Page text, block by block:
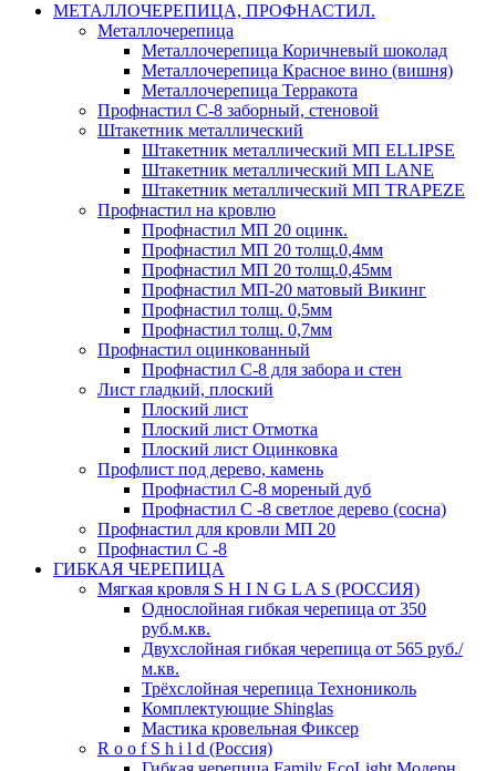
МЕТАЛЛОЧЕРЕПИЦА, ПРОФНАСТИЛ.
Металлочерепица
Металлочерепица Коричневый шоколад
Металлочерепица Красное вино (вишня)
Металлочерепица Терракота
Профнастил С-8 заборный, стеновой
Штакетник металлический
Штакетник металлический МП ELLIPSE
Штакетник металлический МП LАNE
Штакетник металлический МП TRAPEZE
Профнастил на кровлю
Профнастил МП 20 оцинк.
Профнастил МП 20 толщ.0,4мм
Профнастил МП 20 толщ.0,45мм
Профнастил МП-20 матовый Викинг
Профнастил толщ. 0,5мм
Профнастил толщ. 0,7мм
Профнастил оцинкованный
Профнастил С-8 для забора и стен
Лист гладкий, плоский
Плоский лист
Плоский лист Отмотка
Плоский лист Оцинковка
Профлист под дерево, камень
Профнастил С-8 мореный дуб
Профнастил С -8 светлое дерево (сосна)
Профнастил для кровли МП 20
Профнастил С -8
ГИБКАЯ ЧЕРЕПИЦА
Мягкая кровля S H I N G L A S (РОССИЯ)
Однослойная гибкая черепица от 350
руб.м.кв.
Двухслойная гибкая черепица от 565 руб./
м.кв.
Трёхслойная черепица Технониколь
Комплектующие Shinglas
Мастика кровельная Фиксер
R o o f S h i l d (Россия)